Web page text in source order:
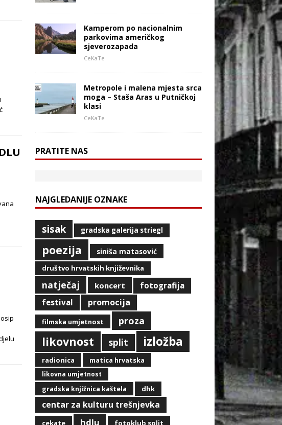
Kamperom po nacionalnim
parkovima američkog
sjeverozapada
CeKaTe
Metropole i malena mjesta srca
moga – Staša Aras u Putničkoj
klasi
CeKaTe
PRATITE NAS
NAJGLEDANIJE OZNAKE
sisak gradska galerija striegl
poezija siniša matasović
društvo hrvatskih književnika
natječaj koncert
fotografija
festival
promocija
filmska umjetnost proza
likovnost split izložba
radionica matica hrvatska
likovna umjetnost
gradska knjižnica kaštela
dhk
centar za kulturu trešnjevka
cekate hdlu fotoklub split